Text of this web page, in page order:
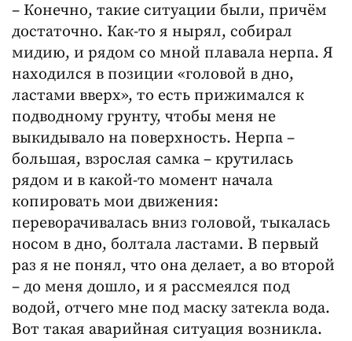
– Конечно, такие ситуации были, причём
достаточно. Как-то я нырял, собирал
мидию, и рядом со мной плавала нерпа. Я
находился в позиции «головой в дно,
ластами вверх», то есть прижимался к
подводному грунту, чтобы меня не
выкидывало на поверхность. Нерпа –
большая, взрослая самка – крутилась
рядом и в какой-то момент начала
копировать мои движения:
переворачивалась вниз головой, тыкалась
носом в дно, болтала ластами. В первый
раз я не понял, что она делает, а во второй
– до меня дошло, и я рассмеялся под
водой, отчего мне под маску затекла вода.
Вот такая аварийная ситуация возникла.